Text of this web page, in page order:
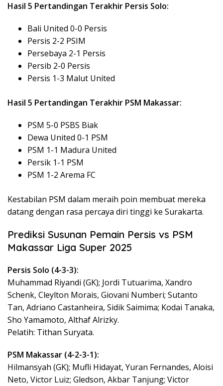
Hasil 5 Pertandingan Terakhir Persis Solo:
Bali United 0-0 Persis
Persis 2-2 PSIM
Persebaya 2-1 Persis
Persib 2-0 Persis
Persis 1-3 Malut United
Hasil 5 Pertandingan Terakhir PSM Makassar:
PSM 5-0 PSBS Biak
Dewa United 0-1 PSM
PSM 1-1 Madura United
Persik 1-1 PSM
PSM 1-2 Arema FC
Kestabilan PSM dalam meraih poin membuat mereka
datang dengan rasa percaya diri tinggi ke Surakarta.
Prediksi Susunan Pemain Persis vs PSM
Makassar Liga Super 2025
Persis Solo (4-3-3):
Muhammad Riyandi (GK); Jordi Tutuarima, Xandro
Schenk, Cleylton Morais, Giovani Numberi; Sutanto
Tan, Adriano Castanheira, Sidik Saimima; Kodai Tanaka,
Sho Yamamoto, Althaf Alrizky.
Pelatih: Tithan Suryata.
PSM Makassar (4-2-3-1):
Hilmansyah (GK); Mufli Hidayat, Yuran Fernandes, Aloisi
Neto, Victor Luiz; Gledson, Akbar Tanjung; Victor